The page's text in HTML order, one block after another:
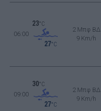
06:00
23°C
27°C
2 Μπφ ΒΔ
9 Km/h
09:00
30°C
27°C
2 Μπφ ΒΔ
9 Km/h